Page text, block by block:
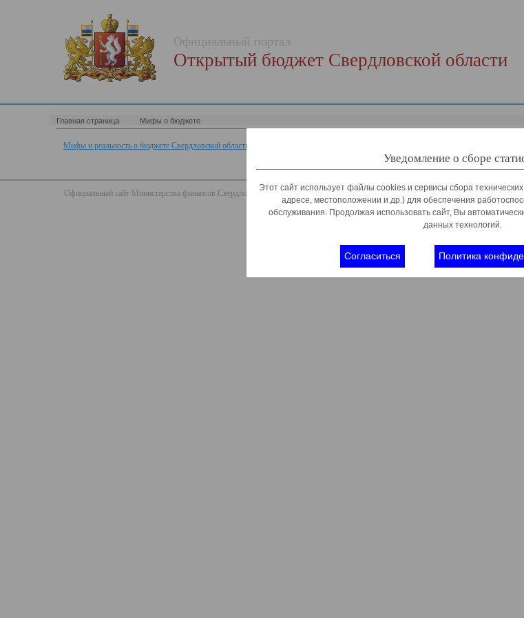
Официальный портал
Открытый бюджет Свердловской области
Главная страница Мифы о бюджете
Уведомление о сборе
Этот сайт использует файлы cookies и сервисы сбора
адресе, местоположении и др.) для обеспечения
обслуживания. Продолжая использовать сайт, Вы
данных технологий.
Согласиться Политика
Мифы и реальность о бюджете Свердловской области
Официальный сайт Министерства финансов Свердловской области